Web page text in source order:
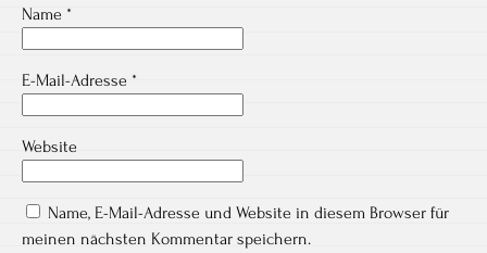
Name *
E-Mail-Adresse *
Website
Name, E-Mail-Adresse und Website in diesem Browser für
meinen nächsten Kommentar speichern.